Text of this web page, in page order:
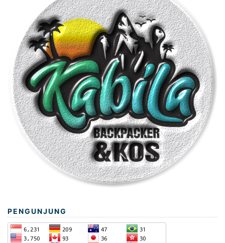
PENGUNJUNG